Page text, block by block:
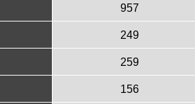
957
249
259
156